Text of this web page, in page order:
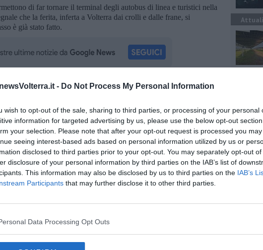
- Do Not Process My Personal Information
wish to opt-out of the sale, sharing to third parties, or processing of your personal
information for targeted advertising by us, please use the below opt-out
your selection. Please note that after your opt-out request is processed you may
seeing interest-based ads based on personal information utilized by us or
disclosed to third parties prior to your opt-out. You may separately opt-out of
disclosure of your personal information by third parties on the IAB’s list of
This information may also be disclosed by us to third parties on the IAB’s
Participants that may further disclose it to other third parties.
Data Processing Opt Outs
di far tornare il terminal degli autobus di linea e turistici nella
che la ferita, inferta a Volterra dai crolli e dalle frane, si
è già stato fatto.
Toscana iscriviti alla
Newsletter QUInews - ToscanaMedia.
nella tua casella di posta.